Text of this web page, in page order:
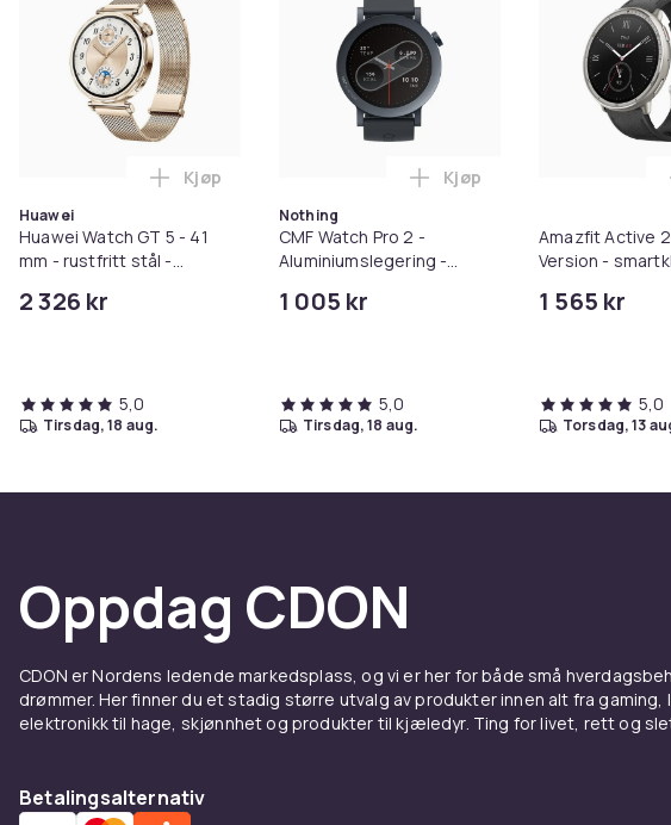
Huawei
Huawei Watch GT 5 - 41
mm - rustfritt stål -
milaneserstropp -
2 326 kr
Legg Huawei Watch GT 5 - 41 mm - rustfritt stål -
Kjøp
5,0
tirsdag, 18 aug.
Nothing
CMF Watch Pro 2 -
Aluminiumslegering -
væskesilikon -
1 005 kr
Legg CMF Watch Pro 2 -
Kjøp
5,0
tirsdag, 18 aug.
Amazfit Active
Version -
1 565 kr
5,0
torsdag, 13
Oppdag CDON
CDON er Nordens ledende markedsplass, og vi er her for både små
drømmer. Her finner du et stadig større utvalg av produkter innen alt fra gaming,
elektronikk til hage, skjønnhet og produkter til kjæledyr. Ting for livet, rett og
Betalingsalternativ